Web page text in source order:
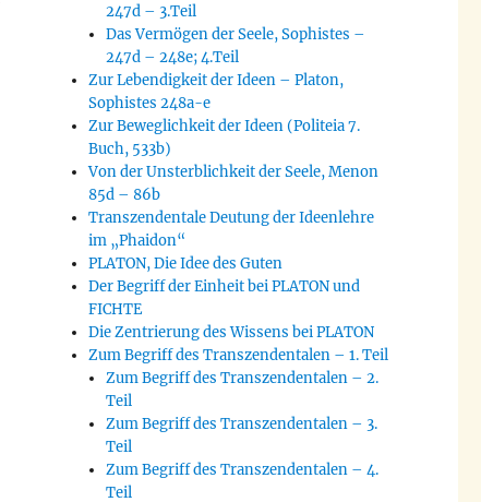
247d – 3.Teil
Das Vermögen der Seele, Sophistes –
247d – 248e; 4.Teil
Zur Lebendigkeit der Ideen – Platon,
Sophistes 248a-e
Zur Beweglichkeit der Ideen (Politeia 7.
Buch, 533b)
Von der Unsterblichkeit der Seele, Menon
85d – 86b
Transzendentale Deutung der Ideenlehre
im „Phaidon“
PLATON, Die Idee des Guten
Der Begriff der Einheit bei PLATON und
FICHTE
Die Zentrierung des Wissens bei PLATON
Zum Begriff des Transzendentalen – 1. Teil
Zum Begriff des Transzendentalen – 2.
Teil
Zum Begriff des Transzendentalen – 3.
Teil
Zum Begriff des Transzendentalen – 4.
Teil